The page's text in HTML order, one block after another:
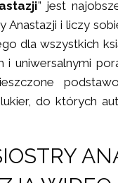
” jest
i liczy
dla wszystkich
uniwersalnymi
do których